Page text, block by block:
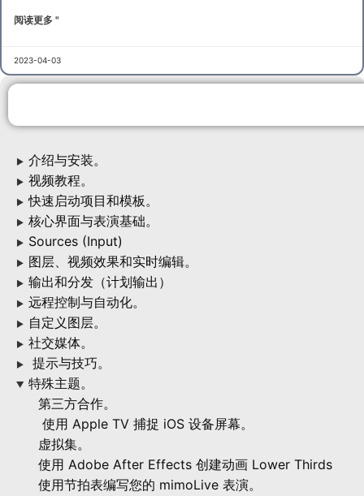
▶ 介绍与安装。
▶ 视频教程。
▶ 快速启动项目和模板。
▶ 核心界面与表演基础。
▶ Sources (Input)
▶ 图层、视频效果和实时编辑。
▶ 输出和分发（计划输出）
▶ 远程控制与自动化。
▶ 自定义图层。
▶ 社交媒体。
▶ 提示与技巧。
▶
特殊主题。
第三方合作。
使用 Apple TV 捕捉 iOS 设备屏幕。
虚拟集。
使用 Adobe After Effects 创建动画 Lower Thirds
使用节拍表编写您的 mimoLive 表演。
阅读更多 "
2023-04-03